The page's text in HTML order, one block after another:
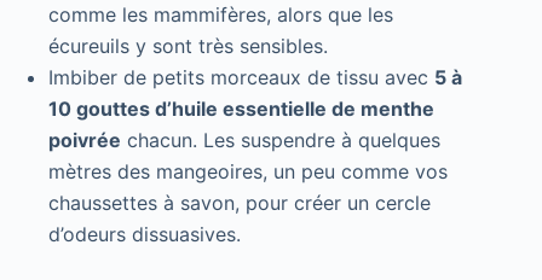
comme les mammifères, alors que les
écureuils y sont très sensibles.
Imbiber de petits morceaux de tissu avec 5 à
10 gouttes d’huile essentielle de menthe
poivrée chacun. Les suspendre à quelques
mètres des mangeoires, un peu comme vos
chaussettes à savon, pour créer un cercle
d’odeurs dissuasives.